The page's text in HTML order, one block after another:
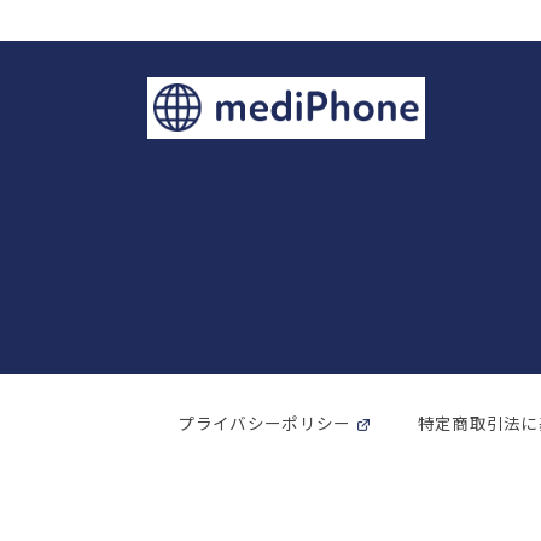
プライバシーポリシー 特定商取引法